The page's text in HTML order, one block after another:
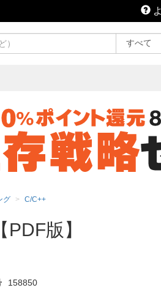
グ C/C++
版】
158850